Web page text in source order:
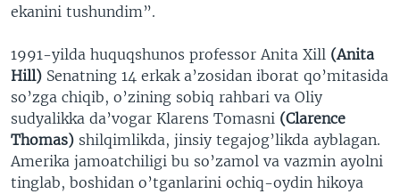
ekanini tushundim”.
1991-yilda huquqshunos professor Anita Xill (Anita
Hill) Senatning 14 erkak a’zosidan iborat qo’mitasida
so’zga chiqib, o’zining sobiq rahbari va Oliy
sudyalikka da’vogar Klarens Tomasni (Clarence
Thomas) shilqimlikda, jinsiy tegajog’likda ayblagan.
Amerika jamoatchiligi bu so’zamol va vazmin ayolni
tinglab, boshidan o’tganlarini ochiq-oydin hikoya